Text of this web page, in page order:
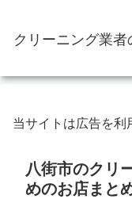
クリーニング業
当サイトは広告を利
八街市のクリ
めのお店まと